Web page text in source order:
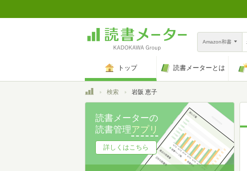
Amazon和書
トップ 読書メーターとは
トップ検索 岩阪 恵子
読書メーターの
読書管理アプリ
詳しくはこちら